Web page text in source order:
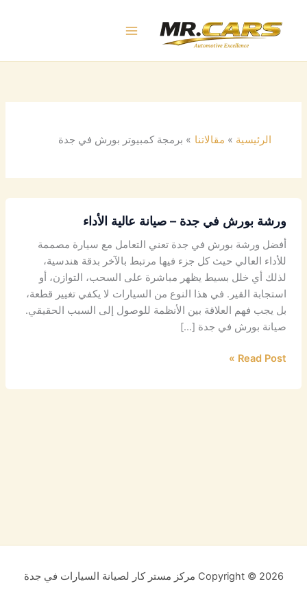
المحتوى
الرئيسية مقالاتنا برمجة كمبيوتر بورش في جدة
ورشة بورش في جدة – صيانة عالية الأداء
أفضل ورشة بورش في جدة تعني التعامل مع سيارة مصممة
للأداء العالي حيث كل جزء فيها مرتبط بالآخر بدقة هندسية،
لذلك أي خلل بسيط يظهر مباشرة على السحب، التوازن، أو
استجابة القير. في هذا النوع من السيارات لا يكفي تغيير قطعة،
بل يجب فهم العلاقة بين الأنظمة للوصول إلى السبب الحقيقي.
صيانة بورش في جدة […]
Read Post »
Copyright © 2026 مركز مستر كار لصيانة السيارات في جدة